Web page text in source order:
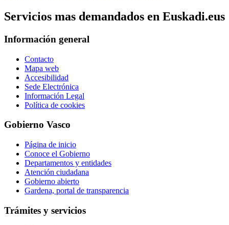
Servicios mas demandados en Euskadi.eus
Información general
Contacto
Mapa web
Accesibilidad
Sede Electrónica
Información Legal
Política de cookies
Gobierno Vasco
Página de inicio
Conoce el Gobierno
Departamentos y entidades
Atención ciudadana
Gobierno abierto
Gardena, portal de transparencia
Trámites y servicios